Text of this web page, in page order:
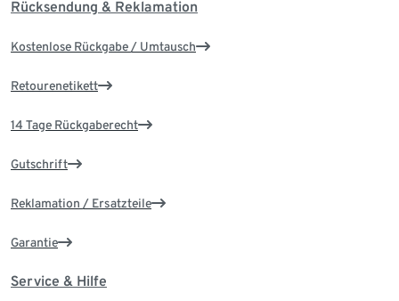
Rücksendung & Reklamation
Kostenlose Rückgabe / Umtausch
Retourenetikett
14 Tage Rückgaberecht
Gutschrift
Reklamation / Ersatzteile
Garantie
Service & Hilfe